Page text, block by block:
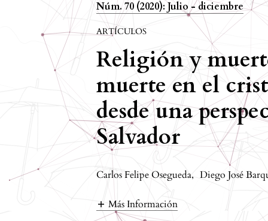
Núm. 70 (2020): Julio - diciembre
ARTÍCULOS
Religión y
muerte en el
desde una
Salvador
Carlos Felipe Osegueda, Diego José
Más Información